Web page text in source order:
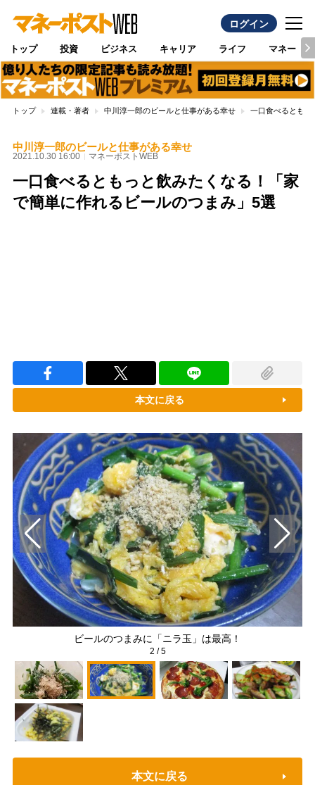
ログイン
トップ 投資 ビジネス キャリア ライフ マネー
トップ 連載・著者 中川淳一郎のビールと仕事がある幸せ 一口食べるともっ
中川淳一郎のビールと仕事がある幸せ
2021.10.30 16:00 マネーポストWEB
一口食べるともっと飲みたくなる！「家
で簡単に作れるビールのつまみ」5選
本文に戻る
ビールのつまみに「ニラ玉」は最高！
2 /5
本文に戻る